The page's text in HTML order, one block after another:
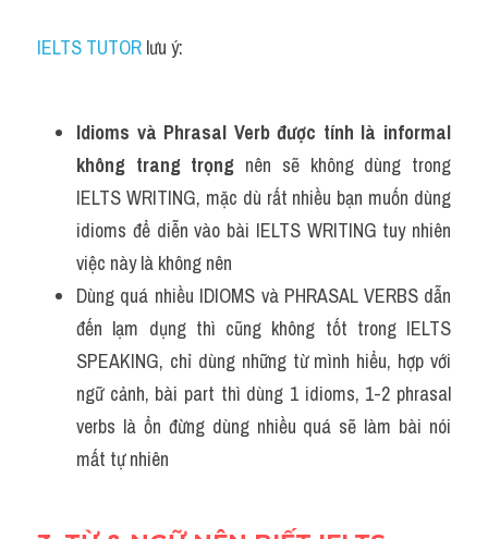
IELTS TUTOR lưu ý:
Idioms và Phrasal Verb được tính là informal
không trang trọng nên sẽ không dùng trong
IELTS WRITING, mặc dù rất nhiều bạn muốn dùng
idioms để diễn vào bài IELTS WRITING tuy nhiên
việc này là không nên
Dùng quá nhiều IDIOMS và PHRASAL VERBS dẫn
đến lạm dụng thì cũng không tốt trong IELTS
SPEAKING, chỉ dùng những từ mình hiểu, hợp với
ngữ cảnh, bài part thì dùng 1 idioms, 1-2 phrasal
verbs là ổn đừng dùng nhiều quá sẽ làm bài nói
mất tự nhiên